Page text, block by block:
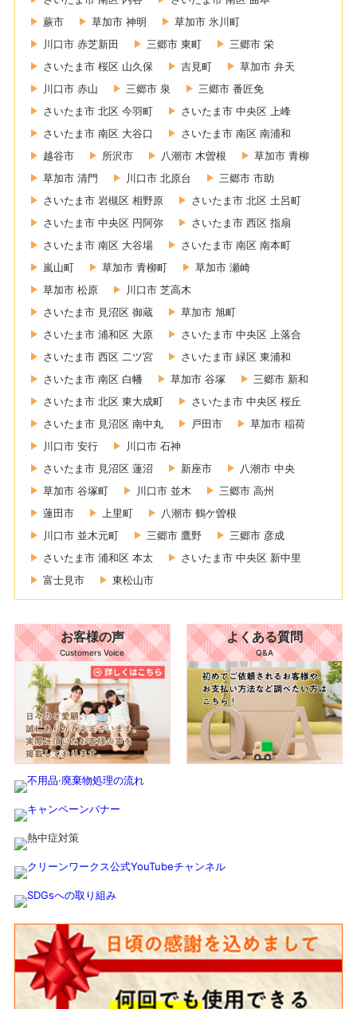
蕨市
草加市 神明
草加市 氷川町
川口市 赤芝新田
三郷市 東町
三郷市 栄
さいたま市 桜区 山久保
吉見町
草加市 弁天
川口市 赤山
三郷市 泉
三郷市 番匠免
さいたま市 北区 今羽町
さいたま市 中央区 上峰
さいたま市 南区 大谷口
さいたま市 南区 南浦和
越谷市
所沢市 八潮市 木曽根
草加市 青柳
草加市 清門
川口市 北原台
三郷市 市助
さいたま市 岩槻区 相野原
さいたま市 北区 土呂町
さいたま市 中央区 円阿弥
さいたま市 西区 指扇
さいたま市 南区 大谷場
さいたま市 南区 南本町
嵐山町
草加市 青柳町
草加市 瀬崎
草加市 松原
川口市 芝高木
さいたま市 見沼区 御蔵
草加市 旭町
さいたま市 浦和区 大原
さいたま市 中央区 上落合
さいたま市 西区 二ツ宮
さいたま市 緑区 東浦和
さいたま市 南区 白幡
草加市 谷塚
三郷市 新和
さいたま市 北区 東大成町
さいたま市 中央区 桜丘
さいたま市 見沼区 南中丸
戸田市
草加市 稲荷
川口市 安行
川口市 石神
さいたま市 見沼区 蓮沼
新座市
八潮市 中央
草加市 谷塚町
川口市 並木
三郷市 高州
蓮田市
上里町
八潮市 鶴ケ曽根
川口市 並木元町
三郷市 鷹野
三郷市 彦成
さいたま市 浦和区 本太
さいたま市 中央区 新中里
富士見市
東松山市
お客様の声
Customers Voice
よくある質問
Q&A